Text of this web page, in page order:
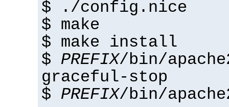
$ ./config.nice
$ make
$ make install
$ PREFIX/bin/
graceful-stop
$ PREFIX/bin/